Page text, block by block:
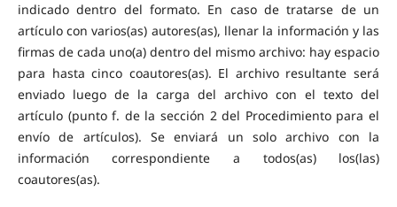
indicado dentro del formato. En caso de tratarse de un
artículo con varios(as) autores(as), llenar la información y las
firmas de cada uno(a) dentro del mismo archivo: hay espacio
para hasta cinco coautores(as). El archivo resultante será
enviado luego de la carga del archivo con el texto del
artículo (punto f. de la sección 2 del Procedimiento para el
envío de artículos). Se enviará un solo archivo con la
información correspondiente a todos(as) los(las)
coautores(as).